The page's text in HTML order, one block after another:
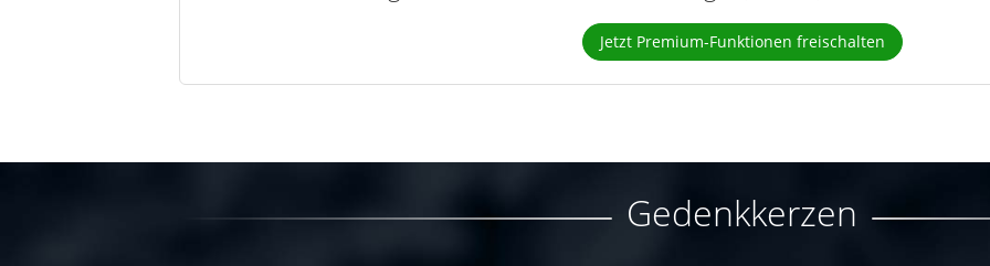
Jetzt Premium-Funktionen freischalten
Gedenkkerzen